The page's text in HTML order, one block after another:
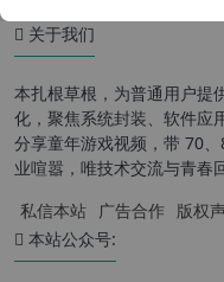
关于我们
本扎根草根，为普通用户提
化，聚焦系统封装、软件应
分享童年游戏视频，带 70
业喧嚣，唯技术交流与青春
私信本站 广告合作 版权
本站公众号: